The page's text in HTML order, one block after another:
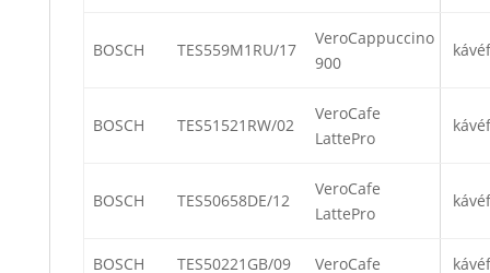
BOSCH TES559M1RU/17
VeroCappuccino
900
BOSCH TES51521RW/02
VeroCafe
LattePro
BOSCH TES50658DE/12
VeroCafe
LattePro
BOSCH TES50221GB/09 VeroCafe